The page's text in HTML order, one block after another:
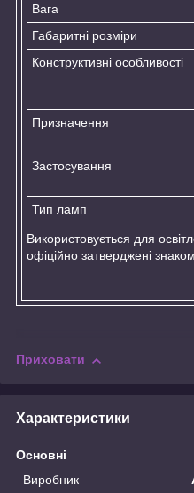
Вага
Габаритні розміри
Конструктивні особливості
Призначення
Застосування
Тип ламп
Використовується для
офіційно затверджені
Приховати
Характеристики
Основні
Виробник